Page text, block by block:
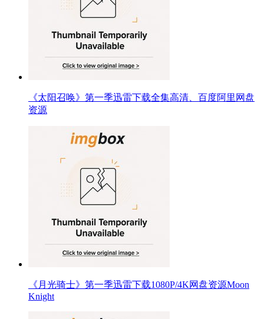
《太阳召唤》第一季迅雷下载全集高清、百度阿里网盘
资源
《月光骑士》第一季迅雷下载1080P/4K网盘资源Moon
Knight